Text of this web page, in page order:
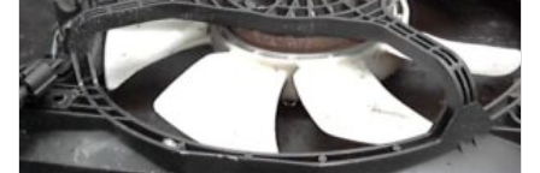
1-3 Werktage